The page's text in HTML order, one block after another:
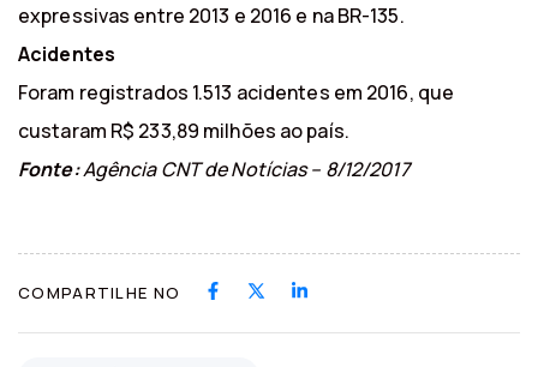
expressivas entre 2013 e 2016 e na BR-135.
Acidentes
Foram registrados 1.513 acidentes em 2016, que
custaram R$ 233,89 milhões ao país.
Fonte:Agência CNT de Notícias – 8/12/2017
COMPARTILHE NO